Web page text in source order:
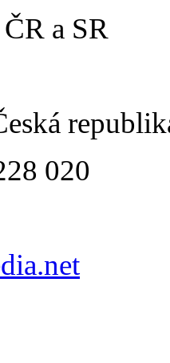
a SR
020